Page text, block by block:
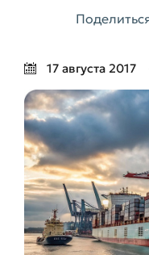
17 августа 2017